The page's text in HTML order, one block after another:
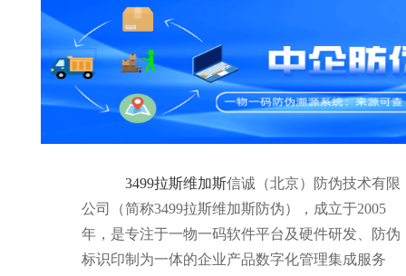
3499拉斯维加斯信诚（北京）防伪技术有限
公司（简称3499拉斯维加斯防伪），成立于2005
年，是专注于一物一码软件平台及硬件研发、防伪
标识印制为一体的企业产品数字化管理集成服务